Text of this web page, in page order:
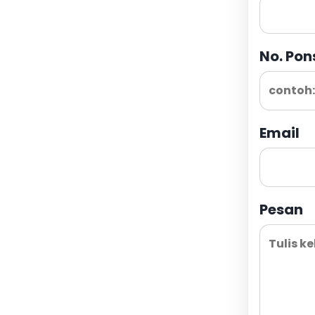
No.
Email
Pesan